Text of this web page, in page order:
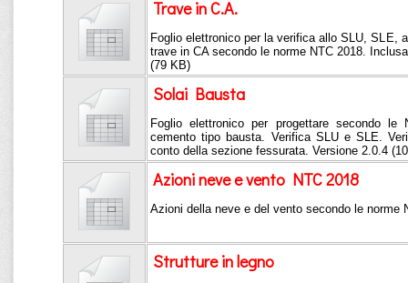
Trave in C.A.
Foglio elettronico per la verifica allo SLU, SLE,
trave in CA secondo le norme NTC 2018.
(79 KB)
Solai Bausta
Foglio elettronico per progettare secondo
cemento tipo bausta. Verifica SLU e SLE.
conto della sezione fessurata. Versione 2.0.4
Azioni neve e vento NTC 2018
Azioni della neve e del vento secondo le norme
Strutture in legno